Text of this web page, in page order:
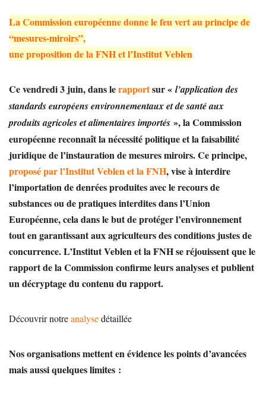
La Commission européenne donne le feu vert au principe de
“mesures-miroirs”,
une proposition de la FNH et l’Institut Veblen
Ce vendredi 3 juin, dans lerapportsur « l’application des
standards européens environnementaux et de santé aux
produits agricoles et alimentaires importés », la Commission
européenne reconnaît la nécessité politique et la faisabilité
juridique de l’instauration de mesures miroirs. Ce principe,
proposé par l’Institut Veblen et la FNH, vise à interdire
l’importation de denrées produites avec le recours de
substances ou de pratiques interdites dans l’Union
Européenne, cela dans le but de protéger l’environnement
tout en garantissant aux agriculteurs des conditions justes de
concurrence. L’Institut Veblen et la FNH se réjouissent que le
rapport de la Commission confirme leurs analyses et publient
un décryptage du contenu du rapport.
Découvrir notreanalysedétaillée
Nos organisations mettent en évidence les points d’avancées
mais aussi quelques limites :